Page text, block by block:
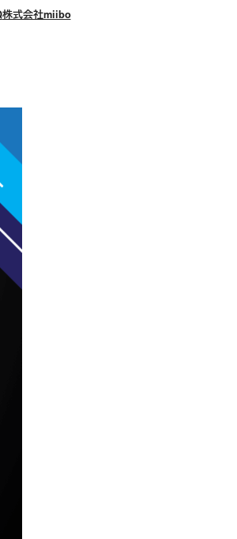
株式会社miibo